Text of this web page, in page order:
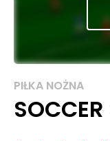
PIŁKA NOŻNA